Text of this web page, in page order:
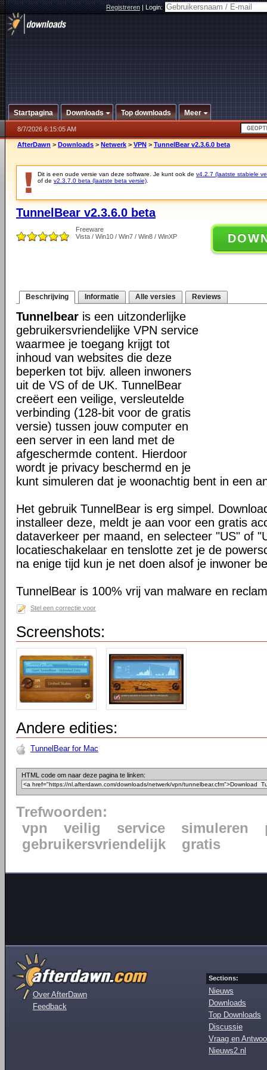
Registreren|Login:
Startpagina Downloads Top downloads Meer
8/7/2026 6:15:05 AM
AfterDawn > Downloads > Netwerk > VPN > TunnelBear v2.3.6.0 beta
Dit is een oude versie van deze software. Je kunt ook de v4.2.7 (laatste stabiele
of de v2.3.7.0 beta (laatste beta versie)
TunnelBear v2.3.6.0 beta
Freeware
Vista / Win10 / Win7 / Win8 / WinXP
Beschrijving Informatie Alle versies Reviews
Tunnelbear is een uitzonderlijke
gebruikersvriendelijke VPN service
waarmee je toegang krijgt tot
inhoud van websites die deze
beperken tot bijv. alleen inwoners
uit de VS of de UK. TunnelBear
creëert een veilige, versleutelde
verbinding (128-bit voor de gratis
versie) tussen jouw computer en
een server in een land met de
afgeschermde content. Hierdoor
wordt je privacy beschermd en je
kunt simuleren dat je woonachtig bent in een
Het gebruik TunnelBear is erg simpel.
installeer deze, meldt je aan voor een gratis
dataverkeer per maand, en selecteer "US" of
locatieschakelaar en tenslotte zet je de
na enige tijd kun je net doen alsof je inwoner
TunnelBear is 100% vrij van malware en
Stel een correctie voor
Screenshots:
Andere edities:
TunnelBear for Mac
HTML code om naar deze pagina te linken:
Trefwoorden:
vpn
veilig service simuleren
gebruikersvriendelijk
gratis
Over AfterDawn
Feedback
Sections:
Nieuws
Downloads
Top Downloads
Discussie
Vraag en
Nieuws2.nl